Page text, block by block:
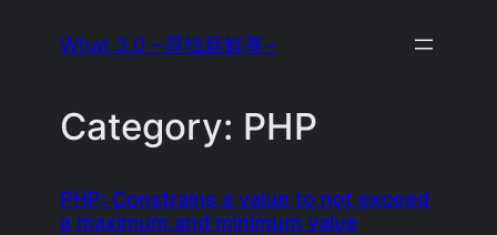
What 3.0 ~尋找新鮮事~
Category: PHP
PHP: Constrains a value to not exceed
a maximum and minimum value